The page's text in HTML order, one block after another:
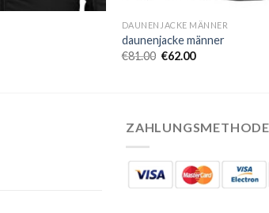
DAUNENJACKE MÄNNER
daunenjacke männer
€81.00 €62.00
ZAHLUNGSMETHODE